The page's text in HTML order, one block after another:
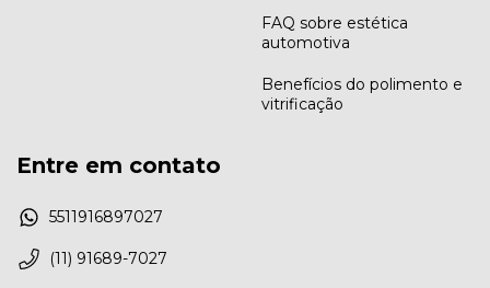
FAQ sobre estética
automotiva
Benefícios do polimento e
vitrificação
Entre em contato
5511916897027
(11) 91689-7027